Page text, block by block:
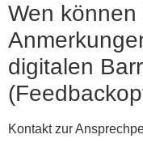
Wen können
digitalen
Kontakt zur